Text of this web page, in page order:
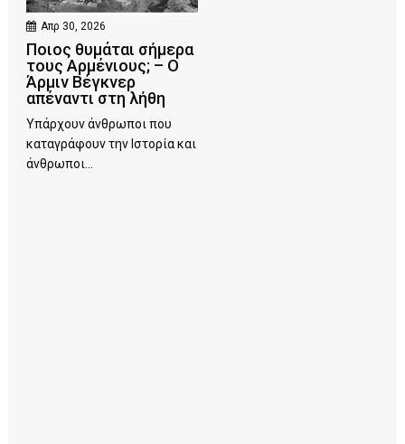
Απρ 30, 2026
Ποιος θυμάται σήμερα
τους Αρμένιους; – Ο
Άρμιν Βέγκνερ
απέναντι στη λήθη
Υπάρχουν άνθρωποι που
καταγράφουν την Ιστορία και
άνθρωποι...